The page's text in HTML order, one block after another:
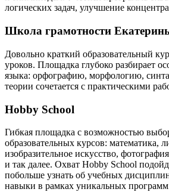
логических задач, улучшение
Школа грамотности
Довольно краткий образовательный
уроков. Площадка глубоко разбирает
языка: орфографию, морфологию,
теории сочетается с практическими
Hobby School
Гибкая площадка с возможностью
образовательных курсов: математика,
изобразительное искусство,
и так далее. Охват Hobby School
побольше узнать об учебных
навыки в рамках уникальных